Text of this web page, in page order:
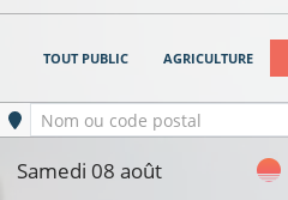
TOUT PUBLIC AGRICULTURE
Ville sélectionnée
Nom ou code postal
Samedi 08 août